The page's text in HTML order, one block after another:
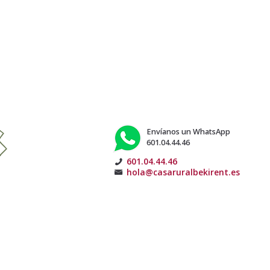
Envíanos un WhatsApp
601.04.44.46
601.04.44.46
hola@casaruralbekirent.es